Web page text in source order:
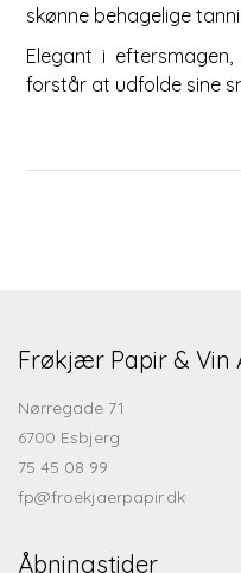
skønne behagelige
Elegant i
forstår at udfolde sine
Frøkjær Papir & Vin
Nørregade 71
6700 Esbjerg
75 45 08 99
fp@froekjaerpapir.dk
Åbningstider